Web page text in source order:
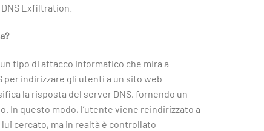
Exfiltration.
tipo di attacco informatico che mira a
indirizzare gli utenti a un sito web
la risposta del server DNS, fornendo un
In questo modo, l’utente viene reindirizzato a
cercato, ma in realtà è controllato